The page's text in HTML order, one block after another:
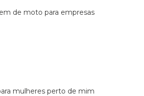
de moto para empresas
mulheres perto de mim